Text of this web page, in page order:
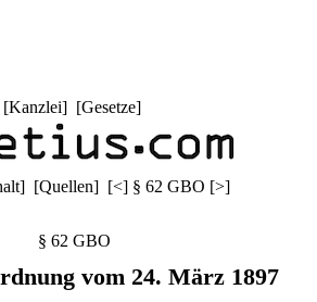
[Kanzlei] [Gesetze]
] [Quellen] [<] § 62 GBO [>]
§ 62 GBO
vom 24. März 1897